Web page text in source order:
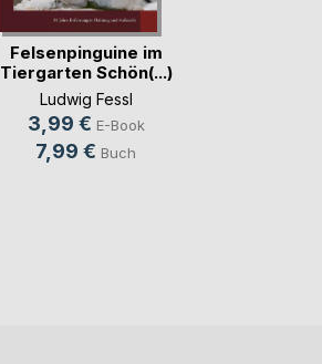
Felsenpinguine im
Tiergarten Schön(...)
Ludwig Fessl
3,99 € E-Book
7,99 € Buch